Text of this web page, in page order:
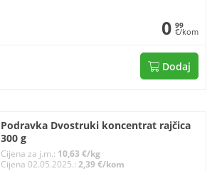
0 99
€/kom
Dodaj
Podravka Dvostruki koncentrat rajčica
300 g
Cijena za j.m.: 10,63 €/kg
Cijena 02.05.2025.:2,39 €/kom